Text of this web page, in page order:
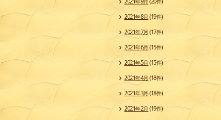
2021年8月 (19件)
2021年7月 (17件)
2021年6月 (15件)
2021年5月 (15件)
2021年4月 (18件)
2021年3月 (18件)
2021年2月 (19件)